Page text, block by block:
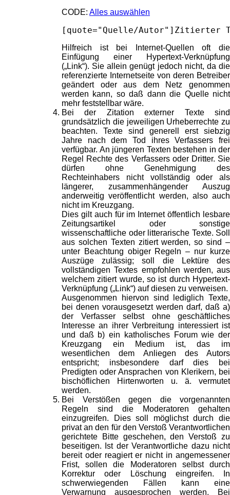
CODE: Alles auswählen
[quote="Quelle/Autor"]Zitierter
Hilfreich ist bei Internet-Quellen oft die
Einfügung einer Hypertext-Verknüpfung
(„Link“). Sie allein genügt jedoch nicht, da die
referenzierte Internetseite von deren Betreiber
geändert oder aus dem Netz genommen
werden kann, so daß dann die Quelle nicht
mehr feststellbar wäre.
Bei der Zitation externer Texte sind
grundsätzlich die jeweiligen Urheberrechte zu
beachten. Texte sind generell erst siebzig
Jahre nach dem Tod ihres Verfassers frei
verfügbar. An jüngeren Texten bestehen in der
Regel Rechte des Verfassers oder Dritter. Sie
dürfen ohne Genehmigung des
Rechteinhabers nicht vollständig oder als
längerer, zusammenhängender Auszug
anderweitig veröffentlicht werden, also auch
nicht im Kreuzgang.
Dies gilt auch für im Internet öffentlich lesbare
Zeitungsartikel oder sonstige
wissenschaftliche oder litterarische Texte. Soll
aus solchen Texten zitiert werden, so sind –
unter Beachtung obiger Regeln – nur kurze
Auszüge zulässig; soll die Lektüre des
vollständigen Textes empfohlen werden, aus
welchem zitiert wurde, so ist durch Hypertext-
Verknüpfung („Link“) auf diesen zu verweisen.
Ausgenommen hiervon sind lediglich Texte,
bei denen vorausgesetzt werden darf, daß a)
der Verfasser selbst ohne geschäftliches
Interesse an ihrer Verbreitung interessiert ist
und daß b) ein katholisches Forum wie der
Kreuzgang ein Medium ist, das im
wesentlichen dem Anliegen des Autors
entspricht; insbesondere darf dies bei
Predigten oder Ansprachen von Klerikern, bei
bischöflichen Hirtenworten u. ä. vermutet
werden.
Bei Verstößen gegen die vorgenannten
Regeln sind die Moderatoren gehalten
einzugreifen. Dies soll möglichst durch die
privat an den für den Verstoß Verantwortlichen
gerichtete Bitte geschehen, den Verstoß zu
beseitigen. Ist der Verantwortliche dazu nicht
bereit oder reagiert er nicht in angemessener
Frist, sollen die Moderatoren selbst durch
Korrektur oder Löschung eingreifen. In
schwerwiegenden Fällen kann eine
Verwarnung ausgesprochen werden. Bei